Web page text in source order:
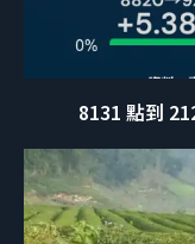
8131 點到